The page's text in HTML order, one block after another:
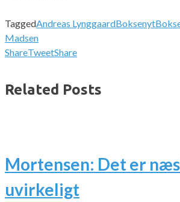
TaggedAndreas LynggaardBoksenyt
Madsen
ShareTweetShare
Related Posts
Mortensen: Det er
uvirkeligt